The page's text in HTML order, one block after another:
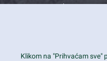
What we
Is your
Klikom na "Prihvaćam